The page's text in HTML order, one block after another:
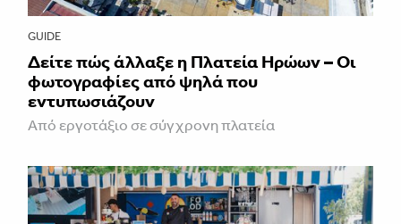
GUIDE
Δείτε πώς άλλαξε η Πλατεία Ηρώων – Οι
φωτογραφίες από ψηλά που
εντυπωσιάζουν
Από εργοτάξιο σε σύγχρονη πλατεία